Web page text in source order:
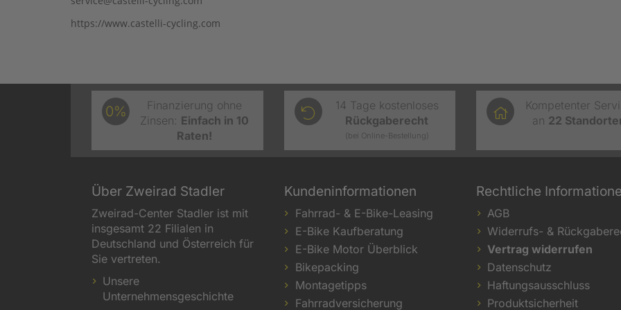
https://www.castelli-cycling.com
0%
Finanzierung ohne
Zinsen: Einfach in 10
Raten!
14 Tage kostenloses
Rückgaberecht
(bei Online-Bestellung)
Kompetenter
an 22
Über Zweirad Stadler
Zweirad-Center Stadler ist mit
insgesamt 22 Filialen in
Deutschland und Österreich für
Sie vertreten.
Unsere
Unternehmensgeschichte
Kundeninformationen
Fahrrad- & E-Bike-Leasing
E-Bike Kaufberatung
E-Bike Motor Überblick
Bikepacking
Montagetipps
Fahrradversicherung
Rechtliche
AGB
Widerrufs- &
Vertrag widerrufen
Datenschutz
Haftungsausschluss
Produktsicherheit